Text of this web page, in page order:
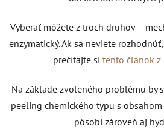
Vyberať môžete z troch druhov –
enzymatický. Ak sa neviete
prečítajte si tento článok
Na základe zvoleného problému by
peeling chemického typu s
pôsobí zároveň aj